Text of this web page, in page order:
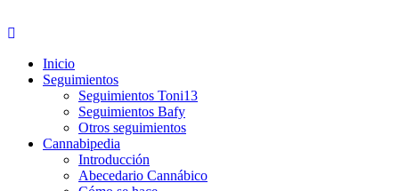
Inicio
Seguimientos
Seguimientos Toni13
Seguimientos Bafy
Otros seguimientos
Cannabipedia
Introducción
Abecedario Cannábico